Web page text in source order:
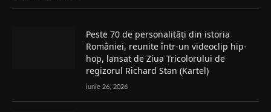
Peste 70 de personalități din istoria
României, reunite într-un videoclip hip-
hop, lansat de Ziua Tricolorului de
regizorul Richard Stan (Kartel)
iunie 26, 2026